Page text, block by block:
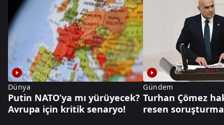
Dünya
Putin NATO’ya mı yürüyecek?
Avrupa için kritik senaryo!
Gündem
Turhan Çömez
resen soruşturma